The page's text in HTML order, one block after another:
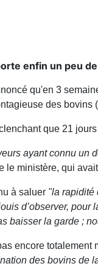
enfin un peu
qu'en 3
des bovins
que 21
ayant connu un
le ministère, qui
à saluer "la rapidité
d’observer,
baisser la garde ;
encore
des bovins de